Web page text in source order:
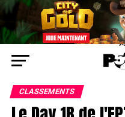
CLASSEMENTS